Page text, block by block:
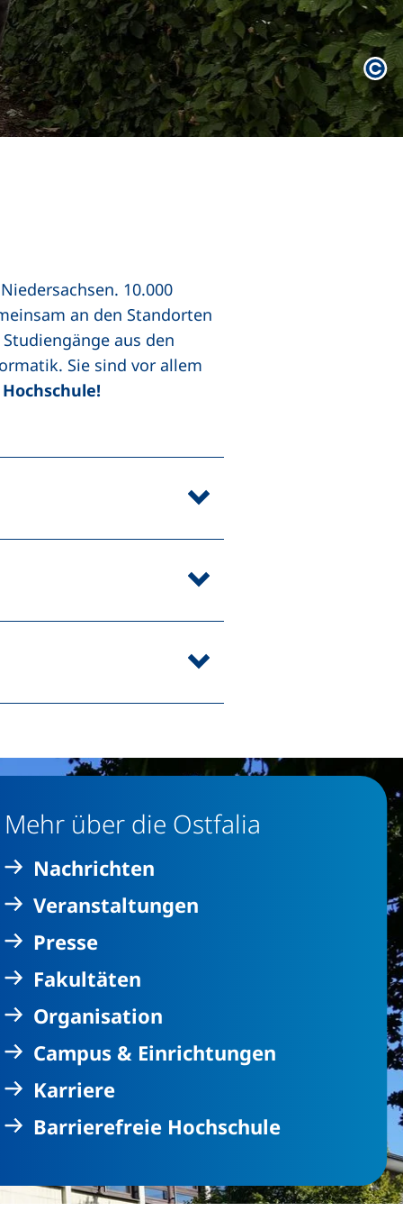
10.000
an den Standorten
aus den
Sie sind vor allem
Mehr über die Ostfalia
Nachrichten
Veranstaltungen
Presse
Fakultäten
Organisation
Campus & Einrichtungen
Karriere
Barrierefreie Hochschule